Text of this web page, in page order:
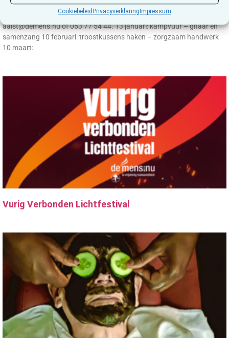
Cookiebeleid Privacyverklaring Impressum
met onze handen, onze verbeelding en vooral ook met elkaar. Iedereen
is welkom. Deelname is gratis. Graag vooraf inschrijven:
aalst@demens.nu of 053 77 54 44. 13 januari: kampvuur – gitaar en
samenzang 10 februari: troostkussens haken – zorgzaam handwerk
10 maart:
Vurig Verbonden Lichtfestival